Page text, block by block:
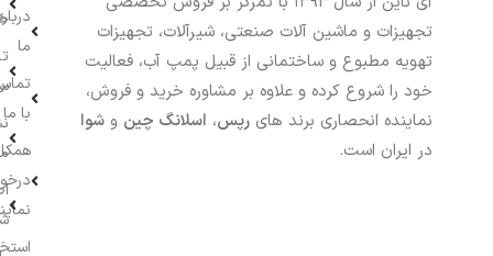
تجهیزات و ماشین آلات صنعتی، شیرآلات، تجهیزات
تهویه مطبوع و ساختمانی از قبیل پمپ آب، فعالیت
خود را شروع کرده و علاوه بر مشاوره خرید و فروش،
نماینده انحصاری برند های رپس، اسلانگ چین و شوا
در ایران است.
ما
با ما